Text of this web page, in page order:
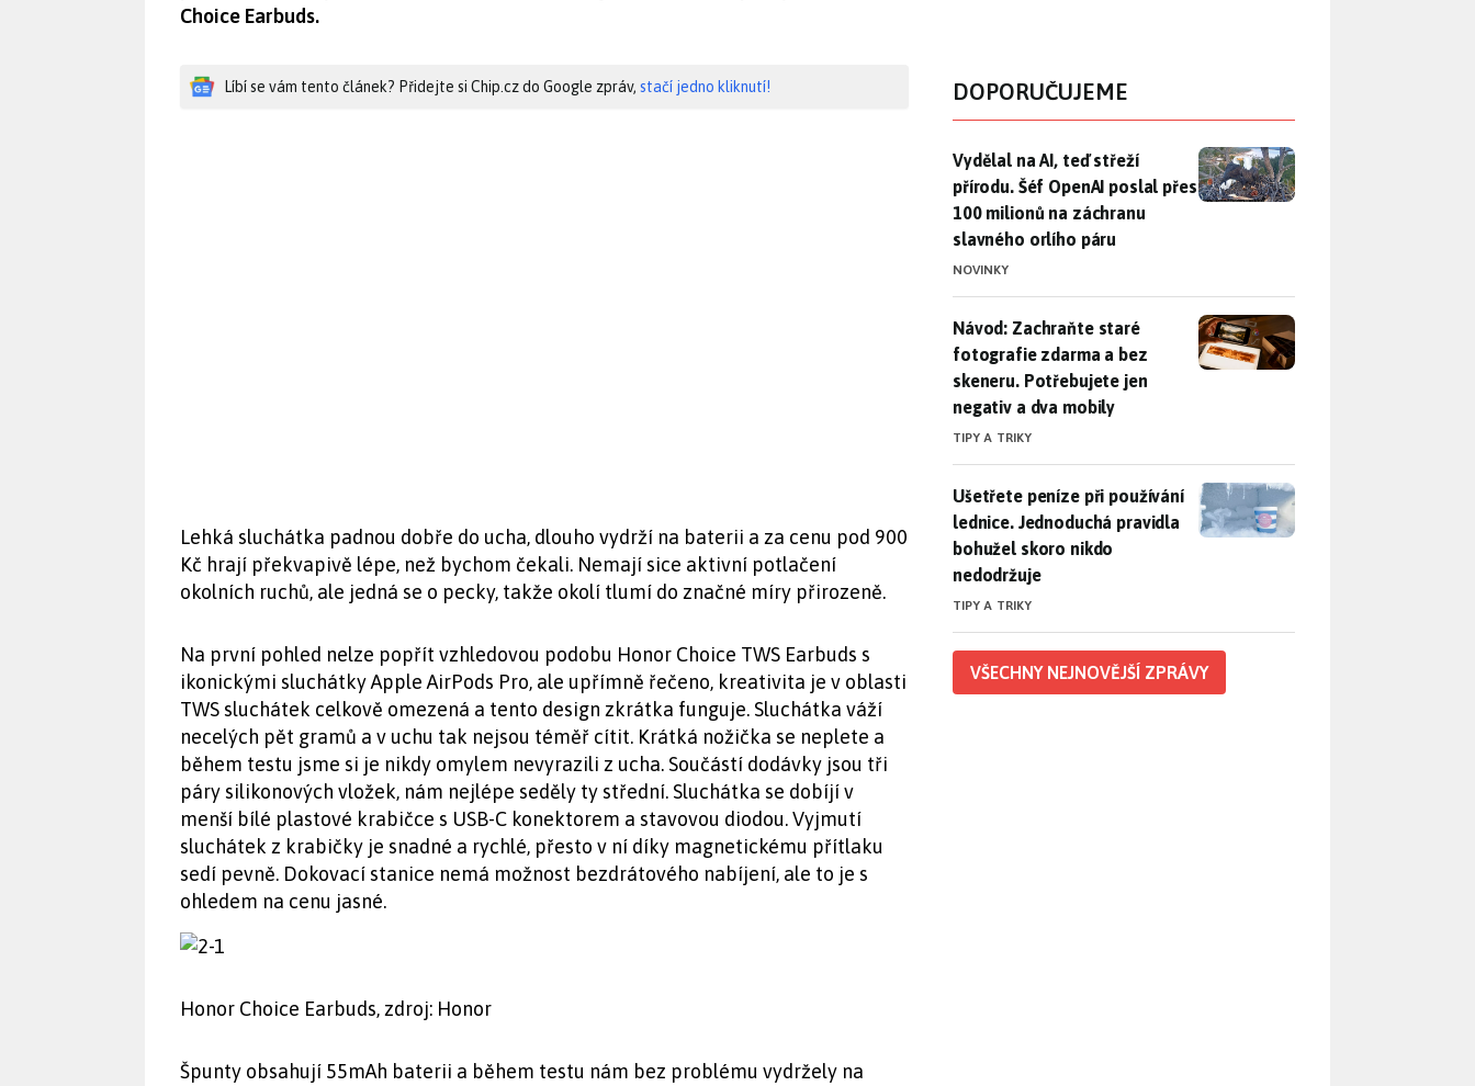
Choice Earbuds.
Líbí se vám tento článek? Přidejte si Chip.cz do Google zpráv, stačí jedno kliknutí!
Lehká sluchátka padnou dobře do ucha, dlouho vydrží na baterii a za cenu pod 900
Kč hrají překvapivě lépe, než bychom čekali. Nemají sice aktivní potlačení
okolních ruchů, ale jedná se o pecky, takže okolí tlumí do značné míry přirozeně.
Na první pohled nelze popřít vzhledovou podobu Honor Choice TWS Earbuds s
ikonickými sluchátky Apple AirPods Pro, ale upřímně řečeno, kreativita je v oblasti
TWS sluchátek celkově omezená a tento design zkrátka funguje. Sluchátka váží
necelých pět gramů a v uchu tak nejsou téměř cítit. Krátká nožička se neplete a
během testu jsme si je nikdy omylem nevyrazili z ucha. Součástí dodávky jsou tři
páry silikonových vložek, nám nejlépe seděly ty střední. Sluchátka se dobíjí v
menší bílé plastové krabičce s USB-C konektorem a stavovou diodou. Vyjmutí
sluchátek z krabičky je snadné a rychlé, přesto v ní díky magnetickému přítlaku
sedí pevně. Dokovací stanice nemá možnost bezdrátového nabíjení, ale to je s
ohledem na cenu jasné.
Honor Choice Earbuds, zdroj: Honor
Špunty obsahují 55mAh baterii a během testu nám bez problému vydržely na
DOPORUČUJEME
Vydělal na AI, teď střeží přírodu. Šéf OpenAI poslal přes 100
Vydělal na AI, teď střeží
přírodu. Šéf OpenAI poslal přes
100 milionů na záchranu
slavného orlího páru
NOVINKY
Návod: Zachraňte staré fotografie zdarma a bez skeneru.
Návod: Zachraňte staré
fotografie zdarma a bez
skeneru. Potřebujete jen
negativ a dva mobily
TIPY A TRIKY
Ušetřete peníze při používání lednice. Jednoduchá pravidla
Ušetřete peníze při používání
lednice. Jednoduchá pravidla
bohužel skoro nikdo
nedodržuje
TIPY A TRIKY
VŠECHNY NEJNOVĚJŠÍ ZPRÁVY